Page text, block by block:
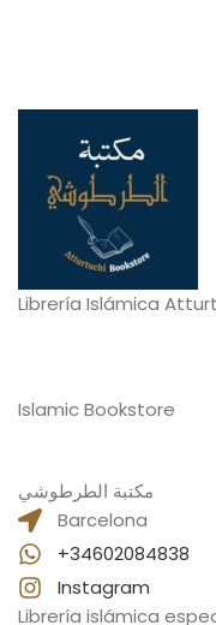
Librería Islámica
Islamic Bookstore
مكتبة الطرطوشي
Barcelona
+34602084838
Instagram
Librería islámica